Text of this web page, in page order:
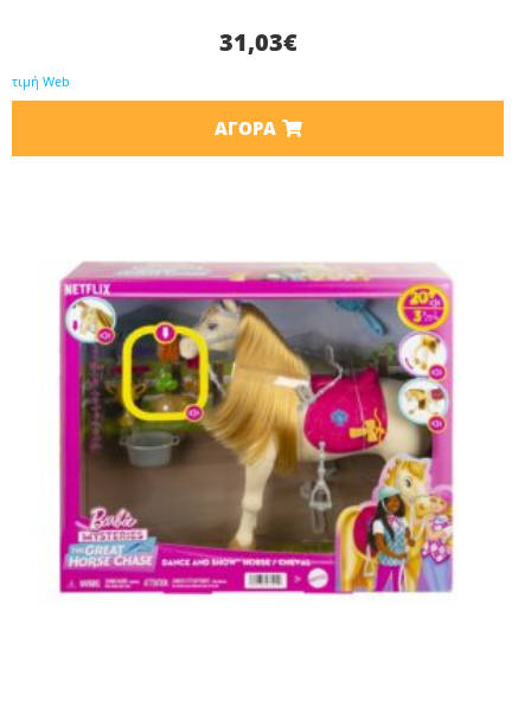
31,03€
τιμή Web
ΑΓΟΡΆ